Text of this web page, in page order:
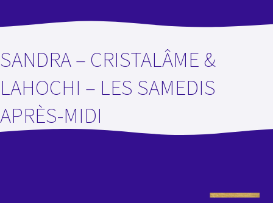
SANDRA – CRISTALÂME &
LAHOCHI – LES SAMEDIS
APRÈS-MIDI